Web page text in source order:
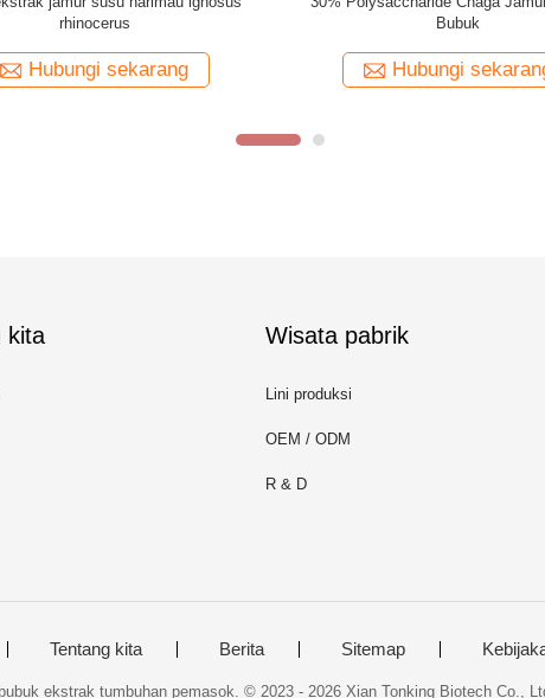
Tail Mushroom Powder Kapsul
Hubungi sekarang
Militaris Ekstrak Bubuk
Hubungi
kita Wisata pabrik
Lini produksi
OEM / ODM
R & D
Tentang kita Berita Sitemap
ekstrak tumbuhan pemasok. © 2023 - 2026 Xian Tonking Biotech Co.,